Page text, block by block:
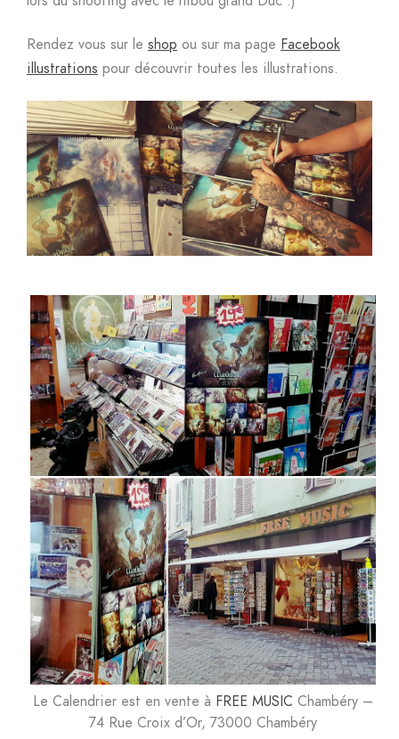
Rendez vous sur le shop ou sur ma page Facebook
illustrations pour découvrir toutes les illustrations.
Le Calendrier est en vente à FREE MUSIC Chambéry –
74 Rue Croix d’Or, 73000 Chambéry